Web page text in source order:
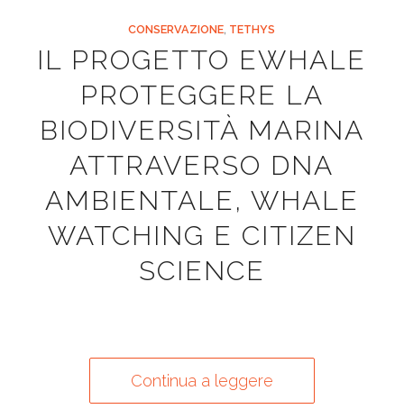
CONSERVAZIONE, TETHYS
IL PROGETTO EWHALE
PROTEGGERE LA
BIODIVERSITÀ MARINA
ATTRAVERSO DNA
AMBIENTALE, WHALE
WATCHING E CITIZEN
SCIENCE
Continua a leggere